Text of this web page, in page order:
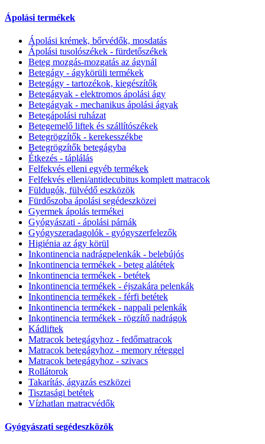
Ápolási termékek
Ápolási krémek, bőrvédők, mosdatás
Ápolási tusolószékek - fürdetőszékek
Beteg mozgás-mozgatás az ágynál
Betegágy - ágykörüli termékek
Betegágy - tartozékok, kiegészítők
Betegágyak - elektromos ápolási ágy
Betegágyak - mechanikus ápolási ágyak
Betegápolási ruházat
Betegemelő liftek és szállítószékek
Betegrögzítők - kerekesszékbe
Betegrögzítők betegágyba
Étkezés - táplálás
Felfekvés elleni egyéb termékek
Felfekvés elleni/antidecubitus komplett matracok
Füldugók, fülvédő eszközök
Fürdőszoba ápolási segédeszközei
Gyermek ápolás termékei
Gyógyászati - ápolási párnák
Gyógyszeradagolók - gyógyszerfelezők
Higiénia az ágy körül
Inkontinencia nadrágpelenkák - belebújós
Inkontinencia termékek - beteg alátétek
Inkontinencia termékek - betétek
Inkontinencia termékek - éjszakára pelenkák
Inkontinencia termékek - férfi betétek
Inkontinencia termékek - nappali pelenkák
Inkontinencia termékek - rögzítő nadrágok
Kádliftek
Matracok betegágyhoz - fedőmatracok
Matracok betegágyhoz - memory réteggel
Matracok betegágyhoz - szivacs
Rollátorok
Takarítás, ágyazás eszközei
Tisztasági betétek
Vízhatlan matracvédők
Gyógyászati segédeszközök